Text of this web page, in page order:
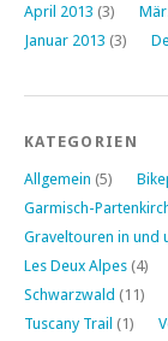
April 2013 (3)
Januar 2013 (3)
KATEGORIEN
Allgemein (5)
Garmisch-
Graveltouren in und
Les Deux Alpes (4)
Schwarzwald (11)
Tuscany Trail (1)